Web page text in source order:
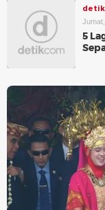
5